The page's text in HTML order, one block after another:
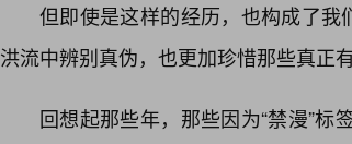
但即使是这样的经历，也构成了我
洪流中辨别真伪，也更加珍惜那些真正
回想起那些年，那些因为“禁漫”标